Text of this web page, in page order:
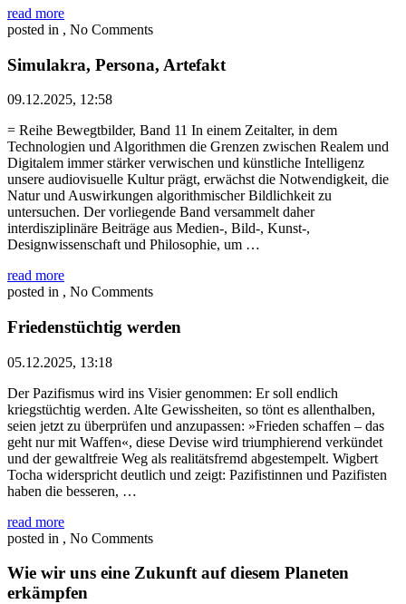
read more
posted in , No Comments
Simulakra, Persona, Artefakt
09.12.2025, 12:58
= Reihe Bewegtbilder, Band 11 In einem Zeitalter, in dem
Technologien und Algorithmen die Grenzen zwischen Realem und
Digitalem immer stärker verwischen und künstliche Intelligenz
unsere audiovisuelle Kultur prägt, erwächst die Notwendigkeit, die
Natur und Auswirkungen algorithmischer Bildlichkeit zu
untersuchen. Der vorliegende Band versammelt daher
interdisziplinäre Beiträge aus Medien-, Bild-, Kunst-,
Designwissenschaft und Philosophie, um …
read more
posted in , No Comments
Friedenstüchtig werden
05.12.2025, 13:18
Der Pazifismus wird ins Visier genommen: Er soll endlich
kriegstüchtig werden. Alte Gewissheiten, so tönt es allenthalben,
seien jetzt zu überprüfen und anzupassen: »Frieden schaffen – das
geht nur mit Waffen«, diese Devise wird triumphierend verkündet
und der gewaltfreie Weg als realitätsfremd abgestempelt. Wigbert
Tocha widerspricht deutlich und zeigt: Pazifistinnen und Pazifisten
haben die besseren, …
read more
posted in , No Comments
Wie wir uns eine Zukunft auf diesem Planeten
erkämpfen